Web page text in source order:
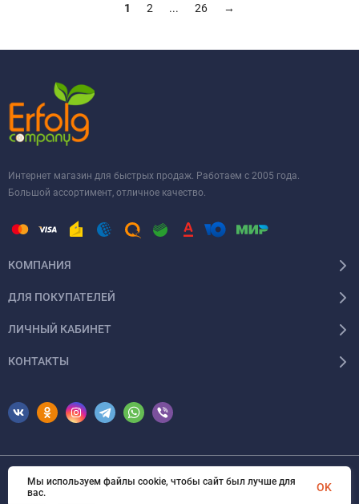
1 2 ... 26 →
Интернет магазин для быстрых продаж. Работаем с 2005 года.
Большой ассортимент, отличное качество.
КОМПАНИЯ
ДЛЯ ПОКУПАТЕЛЕЙ
ЛИЧНЫЙ КАБИНЕТ
КОНТАКТЫ
© 2026 Erfolg Cosmetics. Все права защищены
Мы используем файлы cookie, чтобы сайт был лучше для
вас.
OK